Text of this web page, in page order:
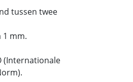
tussen twee
1 mm.
(Internationale